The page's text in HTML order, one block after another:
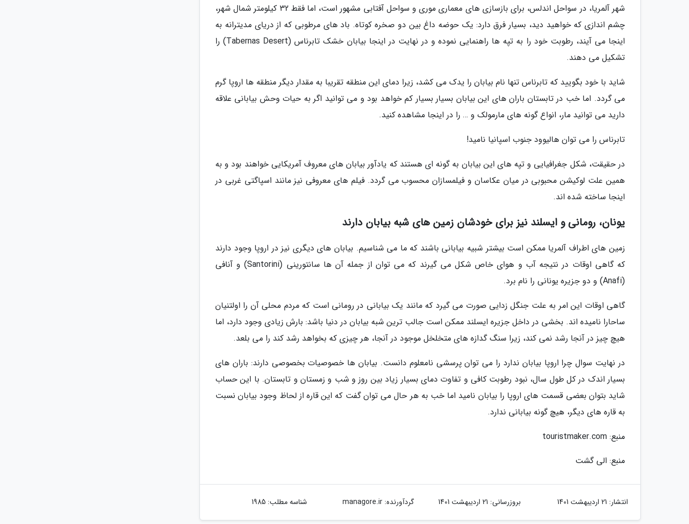
شهر آلمریا، در سواحل اندلس، برای بازسازی های معماری موری و سواحل آفتابی مشهور است، اما فقط 32 کیلومتر شمال شهر،
چشم اندازی که خواهید دید، بسیار فرق دارد: یک حوضه داغ بین دو صخره کوتاه. باد های مرطوبی که از دریای مدیترانه به
اینجا می آیند، رطوبت خود را به تپه ها راهنمایی نموده و در نهایت در اینجا بیابان خشک تابرناس (Tabernas Desert) را
تشکیل می دهند.
شاید با خود بگویید که تابرناس تنها نام بیابان را یدک می کشد، زیرا دمای این منطقه تقریبا به مقدار دیگر منطقه ها اروپا گرم
می گردد. اما خب در تابستان باران های این بیابان بسیار بسیار کم خواهد بود و می توانید اگر به حیات وحش بیابانی علاقه
دارید می توانید مار، انواع گونه های مارمولک و … را در اینجا مشاهده کنید.
تابرناس را می توان هالیوود جنوب اسپانیا نامید!
در حقیقت، شکل جغرافیایی و تپه های این بیابان به گونه ای هستند که یادآور بیابان های معروف آمریکایی خواهند بود و به
همین علت لوکیشن محبوبی در میان عکاسان و فیلمسازان محسوب می گردد. فیلم های معروفی نیز مانند اسپاگتی غربی در
اینجا ساخته شده اند.
یونان، رومانی و ایسلند نیز برای خودشان زمین های شبه بیابان دارند
زمین های اطراف آلمریا ممکن است بیشتر شبیه بیابانی باشند که ما می شناسیم. بیابان های دیگری نیز در اروپا وجود دارند
که گاهی اوقات در نتیجه آب و هوای خاص شکل می گیرند که می توان از جمله آن ها سانتورینی (Santorini) و آنافی
(Anafi) و دو جزیره یونانی را نام برد.
گاهی اوقات این امر به علت جنگل زدایی صورت می گیرد که مانند یک بیابانی در رومانی است که مردم محلی آن را اولتنیان
ساحارا نامیده اند. بخشی در داخل جزیره ایسلند ممکن است جالب ترین شبه بیابان در دنیا باشد: بارش زیادی وجود دارد، اما
هیچ چیز در آنجا رشد نمی کند، زیرا سنگ گدازه های متخلخل موجود در آنجا، هر چیزی که بخواهد رشد کند را می بلعد.
در نهایت سوال چرا اروپا بیابان ندارد را می توان پرسشی نامعلوم دانست. بیابان ها خصوصیات بخصوصی دارند: باران های
بسیار اندک در کل طول سال، نبود رطوبت کافی و تفاوت دمای بسیار زیاد بین روز و شب و زمستان و تابستان. با این حساب
شاید بتوان بعضی قسمت های اروپا را بیابان نامید اما خب به هر حال می توان گفت که این قاره از لحاظ وجود بیابان نسبت
به قاره های دیگر، هیچ گونه بیابانی ندارد.
منبع: touristmaker.com
منبع: الی گشت
انتشار: 21 اردیبهشت 1401 بروزرسانی: 21 اردیبهشت 1401 گردآورنده:managore.ir شناسه مطلب: 1985